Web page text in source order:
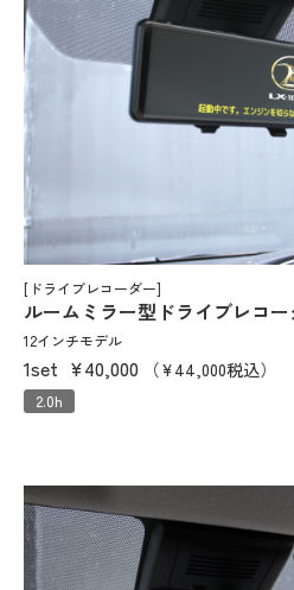
[ドライブレコーダー]
ルームミラー型ドライブレコー
12インチモデル
1set ¥40,000 （¥44,000税込）
2.0h